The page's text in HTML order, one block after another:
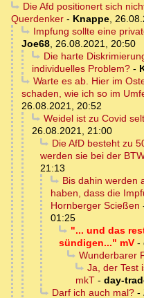
Die Afd positionert sich
Querdenker - Knappe,
Impfung sollte eine
Joe68, 26.08.2021, 20:50
Die harte
individuelles Problem? -
Warte es ab. Hier im
schaden, wie ich so im
26.08.2021, 20:52
Weidel ist zu Covid
26.08.2021, 21:00
Die AfD besteht zu
werden sie bei der
21:13
Bis dahin werden
haben, dass die
Hornberger Scießen
01:25
"... und das
sündigen..." mV -
Wunderbarer
Ja, der Test
mkT - day-
Darf ich auch mal?-